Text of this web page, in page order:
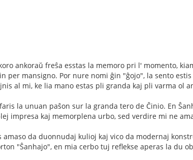
ankoraŭ freŝa esstas la memoro pri l' momento,
per mansigno. Por nure nomi ĝin "ĝojo", la sento
al mi, ke lia mano estas pli granda kaj pli varma ol
la unuan paŝon sur la granda tero de Ĉinio. En
impresa kaj memorplena urbo, sed verdire mi ne
amaso da duonnudaj kulioj kaj vico da modernaj
"Ŝanhajo", en mia cerbo tuj reflekse aperas la du